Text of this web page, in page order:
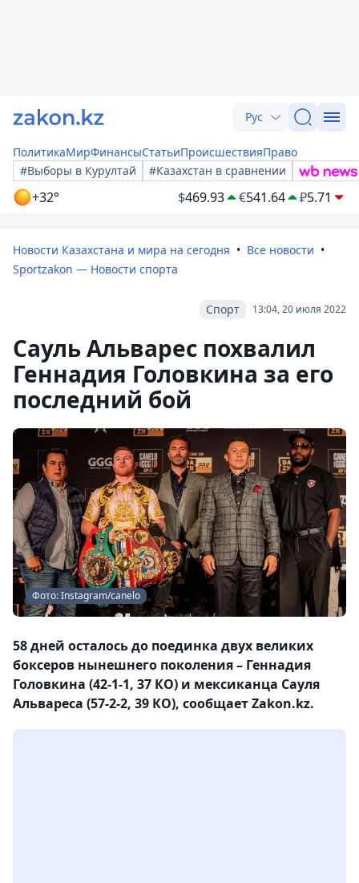
Рус
ПолитикаМирФинансыСтатьиПроисшествияПраво
#Выборы в Курултай
#Казахстан в сравнении
+32° $469.93 €541.64 ₽5.71
Новости Казахстана и мира на сегодня
Все новости
Sportzakon — Новости спорта
13:04, 20 июля 2022
Спорт
Сауль Альварес похвалил
Геннадия Головкина за его
последний бой
Фото: Instagram/canelo
58 дней осталось до поединка двух великих
боксеров нынешнего поколения – Геннадия
Головкина (42-1-1, 37 КО) и мексиканца Сауля
Альвареса (57-2-2, 39 КО), сообщает Zakon.kz.